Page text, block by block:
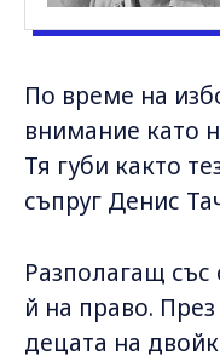
По време на
внимание като
Тя губи както
съпруг Денис
Разполагащ
й на право.
децата на